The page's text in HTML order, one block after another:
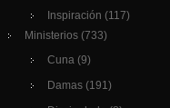
Inspiración (117)
Ministerios (733)
Cuna (9)
Damas (191)